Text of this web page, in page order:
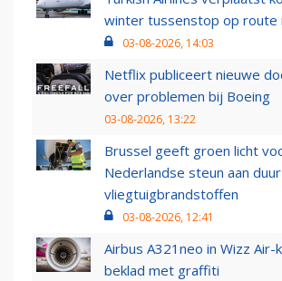
winter tussenstop op route
03-08-2026, 14:03
Netflix publiceert nieuwe
over problemen bij Boeing
03-08-2026, 13:22
Brussel geeft groen licht
Nederlandse steun aan
vliegtuigbrandstoffen
03-08-2026, 12:41
Airbus A321neo in Wizz Air-
beklad met graffiti